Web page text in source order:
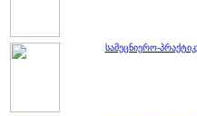
სამეცნიერო-